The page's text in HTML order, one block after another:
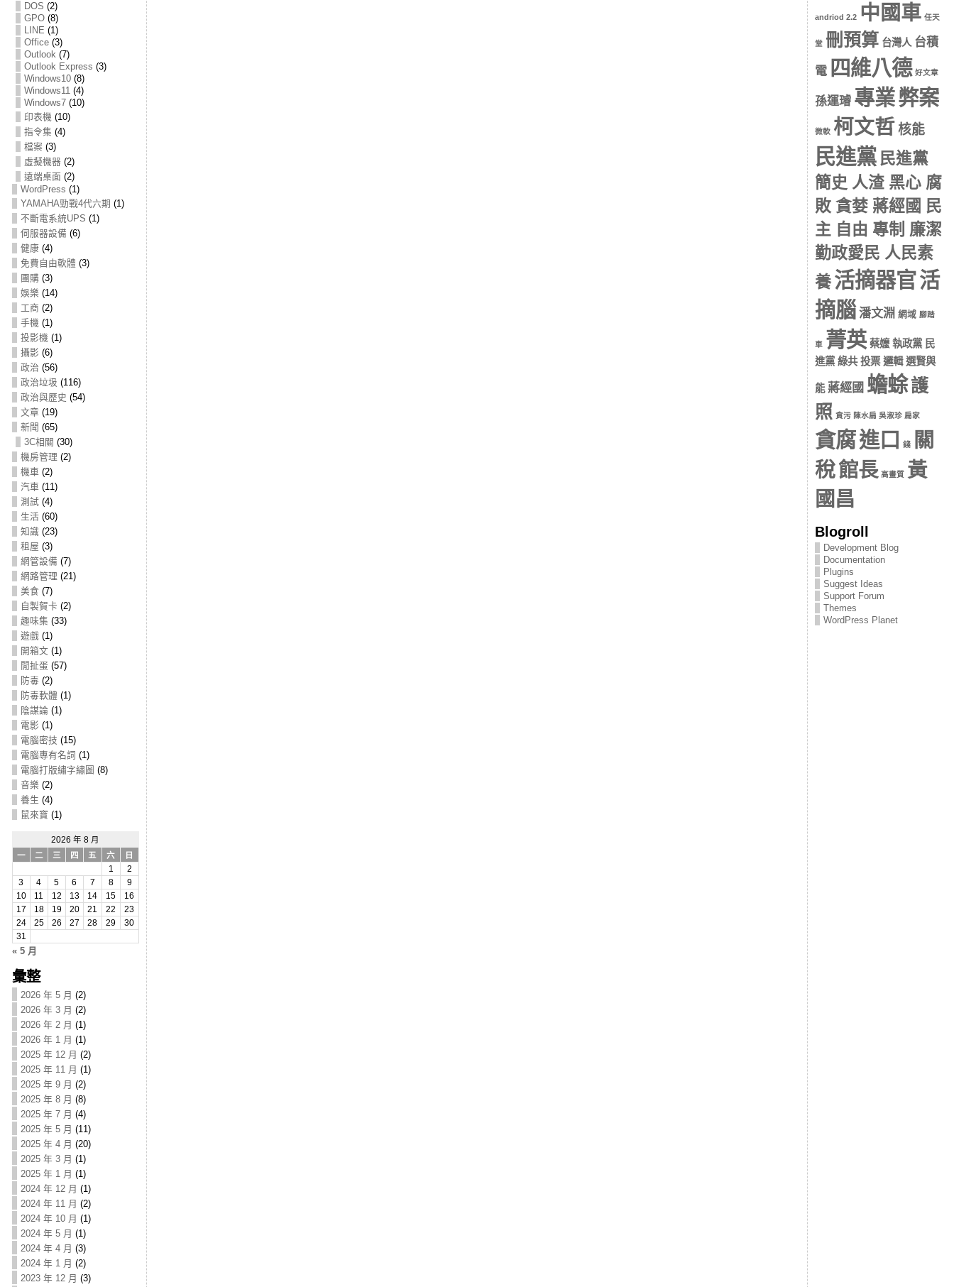
DOS (2)
GPO(8)
LINE (1)
Office(3)
Outlook(7)
Outlook Express (3)
Windows10(8)
Windows11(4)
Windows7(10)
印表機 (10)
指令集 (4)
檔案 (3)
虛擬機器 (2)
遠端桌面 (2)
WordPress (1)
YAMAHA勁戰4代六期 (1)
不斷電系統UPS (1)
伺服器設備 (6)
健康(4)
免費自由軟體 (3)
團購(3)
娛樂 (14)
工商 (2)
手機 (1)
投影機 (1)
攝影 (6)
政治 (56)
政治垃圾 (116)
政治與歷史 (54)
文章 (19)
新聞 (65)
3C相關 (30)
機房管理 (2)
機車(2)
汽車(11)
測試(4)
生活(60)
知識 (23)
租屋 (3)
網管設備 (7)
網路管理 (21)
美食 (7)
自製賀卡 (2)
趣味集 (33)
遊戲(1)
開箱文(1)
閒扯蛋 (57)
防毒(2)
防毒軟體 (1)
陰謀論(1)
電影 (1)
電腦密技 (15)
電腦專有名詞 (1)
電腦打版繡字繡圖 (8)
音樂 (2)
養生 (4)
鼠來寶 (1)
2026 年 8 月
一
二 三 四 五 六
日
1
2
3
4 5 6 7 8
9
10
11 12 13 14 15
16
17
18 19 20 21 22
23
24
25 26 27 28 29
30
31
« 5 月
彙整
2026 年 5 月 (2)
2026 年 3 月 (2)
2026 年 2 月 (1)
2026 年 1 月 (1)
2025 年 12 月 (2)
2025 年 11 月 (1)
2025 年 9 月 (2)
2025 年 8 月 (8)
2025 年 7 月 (4)
2025 年 5 月 (11)
2025 年 4 月 (20)
2025 年 3 月 (1)
2025 年 1 月 (1)
2024 年 12 月 (1)
2024 年 11 月 (2)
2024 年 10 月 (1)
2024 年 5 月 (1)
2024 年 4 月 (3)
2024 年 1 月 (2)
2023 年 12 月 (3)
andriod 2.2 中國車 任天
堂 刪預算 台灣人 台積
電 四維八德 好文章
孫運璿 專業弊案
微軟 柯文哲 核能
民進黨 民進黨
簡史 人渣 黑心 腐
敗 貪婪 蔣經國 民
主 自由 專制 廉潔
勤政愛民 人民素
養 活摘器官活
摘腦 潘文淵 網域 腳踏
車 菁英 蔡嬤 執政黨 民
進黨 綠共 投票 邏輯 選賢與
能 蔣經國 蟾蜍護
照 貪污 陳水扁 吳淑珍 扁家
貪腐進口 錢
關
稅館長 高畫質 黃
國昌
Blogroll
Development Blog
Documentation
Plugins
Suggest Ideas
Support Forum
Themes
WordPress Planet